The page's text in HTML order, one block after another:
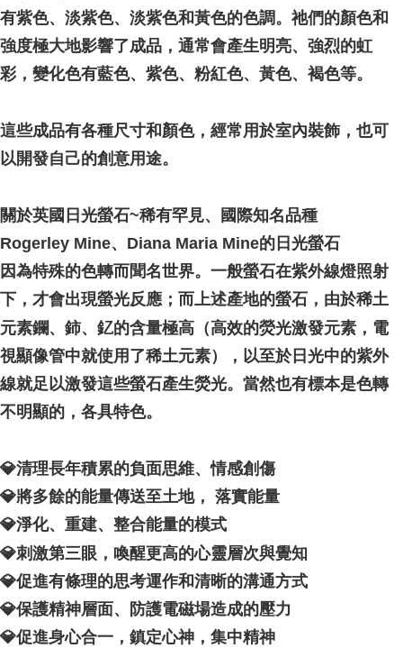
有紫色、淡紫色、淡紫色和黃色的色調。祂們的顏色和
強度極大地影響了成品，通常會產生明亮、強烈的虹
彩，變化色有藍色、紫色、粉紅色、黃色、褐色等。
這些成品有各種尺寸和顏色，經常用於室內裝飾，也可
以開發自己的創意用途。
關於英國日光螢石~稀有罕見、國際知名品種
Rogerley Mine、Diana Maria Mine的日光螢石
因為特殊的色轉而聞名世界。一般螢石在紫外線燈照射
下，才會出現螢光反應；而上述產地的螢石，由於稀土
元素鑭、鈰、釔的含量極高（高效的熒光激發元素，電
視顯像管中就使用了稀土元素），以至於日光中的紫外
線就足以激發這些螢石產生熒光。當然也有標本是色轉
不明顯的，各具特色。
💎清理長年積累的負面思維、情感創傷
💎將多餘的能量傳送至土地， 落實能量
💎淨化、重建、整合能量的模式
💎刺激第三眼，喚醒更高的心靈層次與覺知
💎促進有條理的思考運作和清晰的溝通方式
💎保護精神層面、防護電磁場造成的壓力
💎促進身心合一，鎮定心神，集中精神